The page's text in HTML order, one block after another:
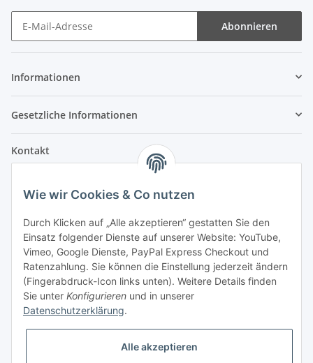
Abonnieren
Informationen
Gesetzliche Informationen
Kontakt
Im Weiherfeld 10
Montag bis Freitag
Ladengeschäft: 8.00 Uhr - 17.00 Uhr
Werkstatt: 7.30 Uhr - 16.30 Uhr
Samstag
Wie wir Cookies & Co nutzen
Durch Klicken auf „Alle akzeptieren“ gestatten Sie den
Einsatz folgender Dienste auf unserer Website: YouTube,
Vimeo, Google Dienste, PayPal Express Checkout und
Ratenzahlung. Sie können die Einstellung jederzeit ändern
(Fingerabdruck-Icon links unten). Weitere Details finden
Sie unter Konfigurieren und in unserer
Datenschutzerklärung.
Alle akzeptieren